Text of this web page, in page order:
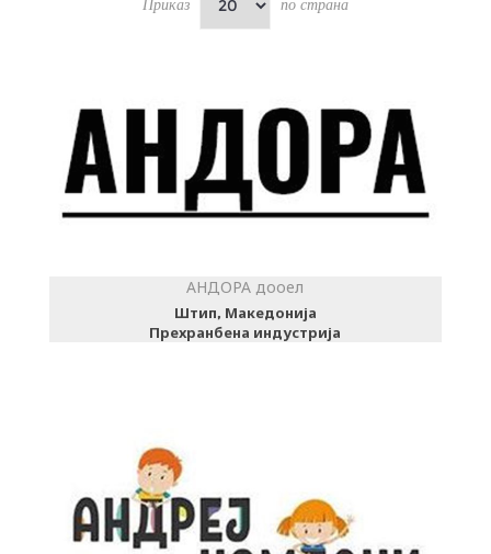
Приказ по страна
АНДОРА дооел
Штип, Македонија
Прехранбена индустрија